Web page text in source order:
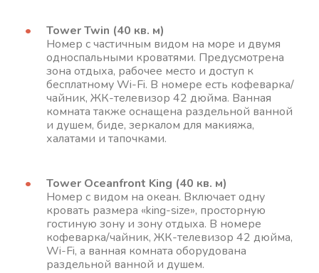
Tower Twin (40 кв. м)
Номер с частичным видом на море и двумя
односпальными кроватями. Предусмотрена
зона отдыха, рабочее место и доступ к
бесплатному Wi-Fi. В номере есть кофеварка/
чайник, ЖК-телевизор 42 дюйма. Ванная
комната также оснащена раздельной ванной
и душем, биде, зеркалом для макияжа,
халатами и тапочками.
Tower Oceanfront King (40 кв. м)
Номер с видом на океан. Включает одну
кровать размера «king-size», просторную
гостиную зону и зону отдыха. В номере
кофеварка/чайник, ЖК-телевизор 42 дюйма,
Wi-Fi, а ванная комната оборудована
раздельной ванной и душем.